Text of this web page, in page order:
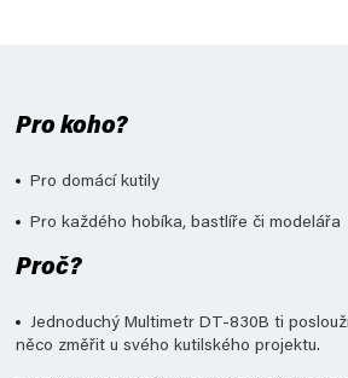
Pro koho?
Pro domácí kutily
Pro každého hobíka, bastlíře či modelářa
Proč?
Jednoduchý Multimetr DT-830B ti
něco změřit u svého kutilského projektu.